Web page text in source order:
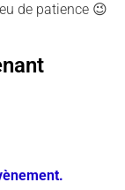
de patience 😉